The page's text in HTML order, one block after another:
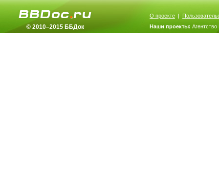
© 2010–2015 ББДок
О проекте |
Наши проекты: